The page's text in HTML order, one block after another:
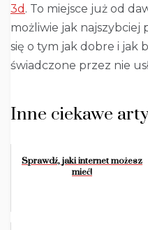
3d . To miejsce już od
możliwie jak najszybciej
się o tym jak dobre i jak
świadczone przez nie
Inne ciekawe
Sprawdź, jaki internet możesz
mieć!